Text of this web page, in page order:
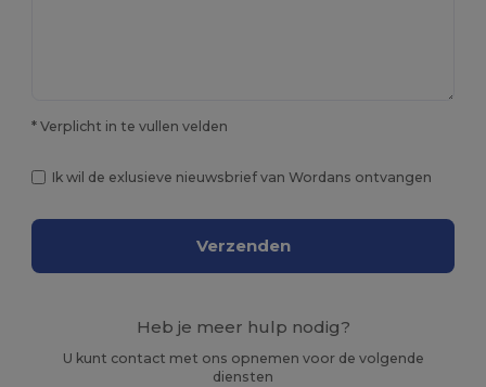
* Verplicht in te vullen velden
Ik wil de exlusieve nieuwsbrief van Wordans ontvangen
Verzenden
Heb je meer hulp nodig?
U kunt contact met ons opnemen voor de volgende
diensten